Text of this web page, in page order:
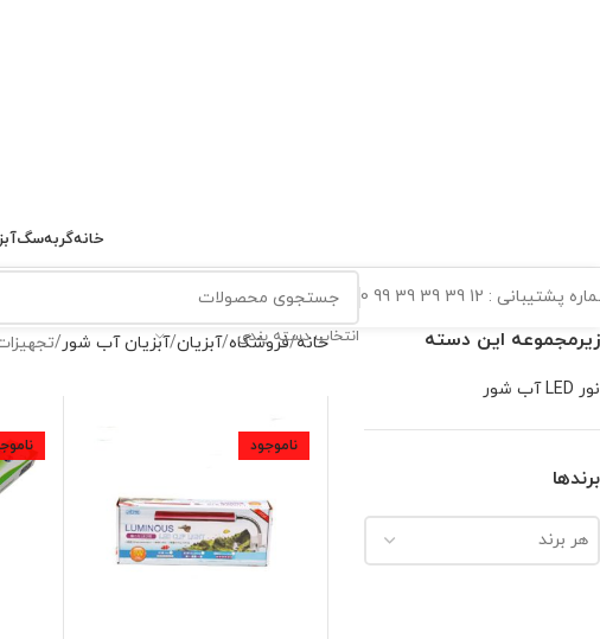
خانهگربهسگ
پشتیبانی : 12 39 39 39 99 0
انتخاب دسته بندی زیرمجموعه این دسته
نور LED آب شور
برندها
هر برند
خانه فروشگاه آبزیان آبزیان آب شور
ناموجود